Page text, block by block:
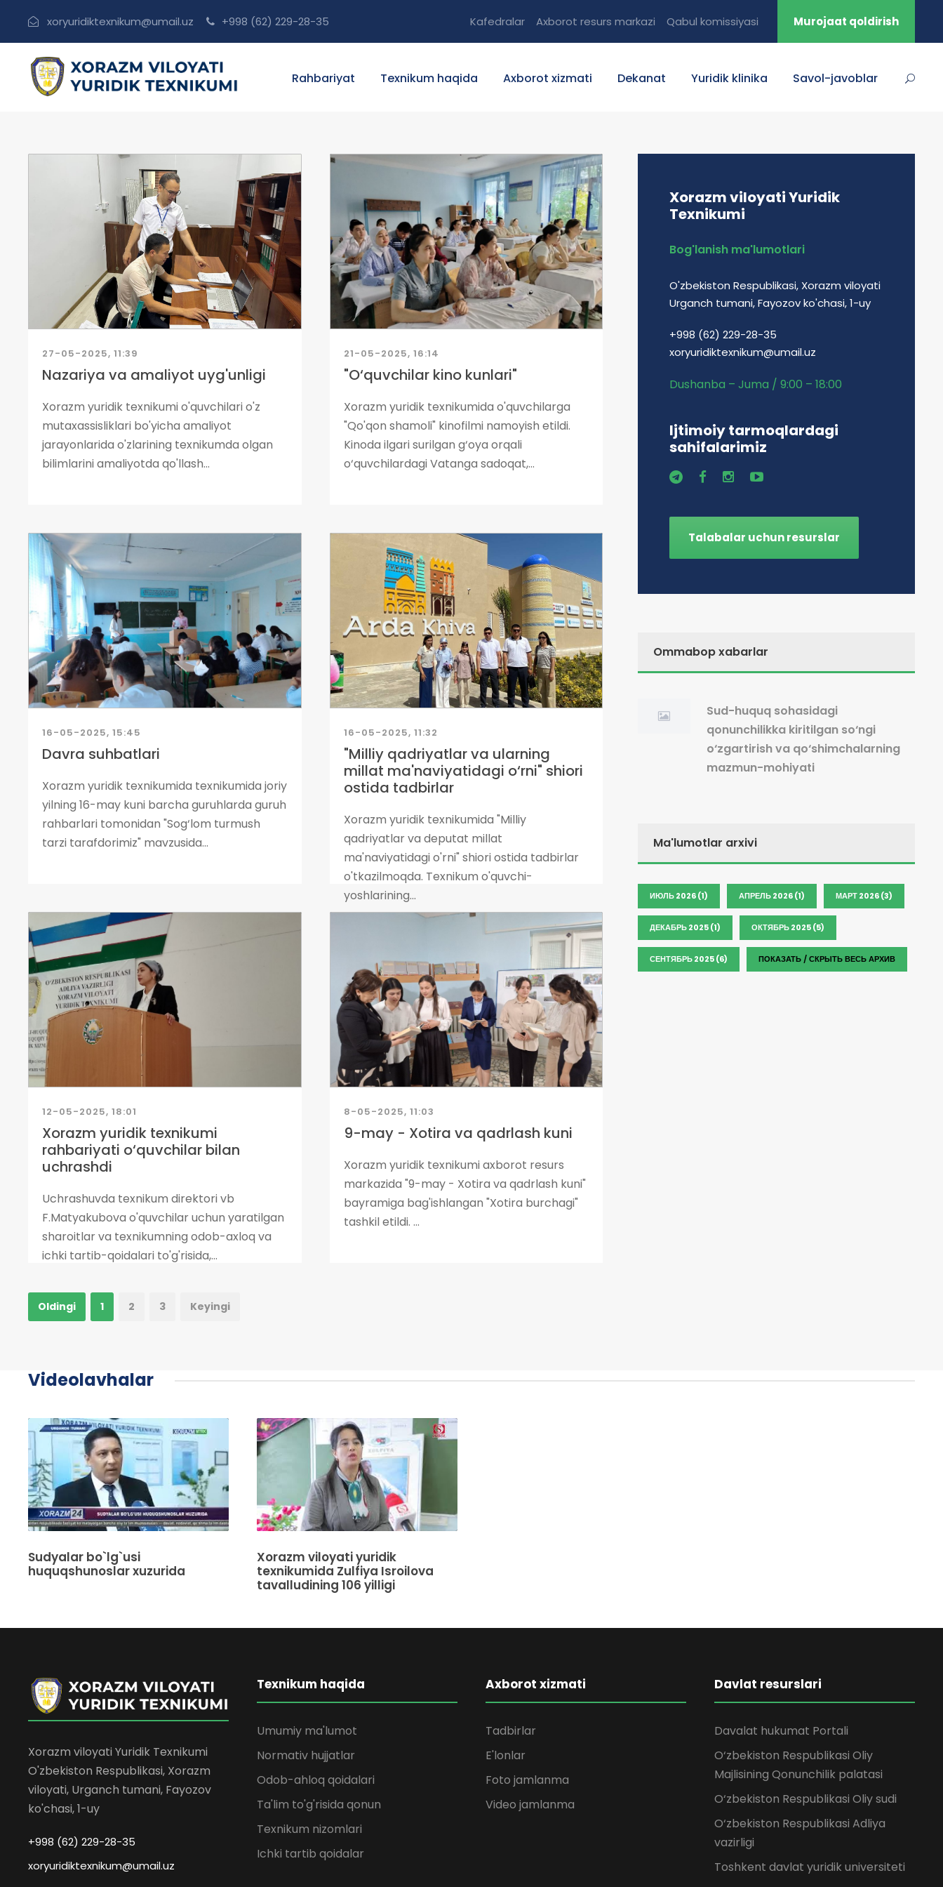
xoryuridiktexnikum@umail.uz +998 (62) 229-28-35 Kafedralar Axborot resurs markazi Qabul komissiyasi Murojaat qoldirish
Rahbariyat Texnikum haqida Axborot xizmati Dekanat Yuridik klinika Savol-javoblar
27-05-2025, 11:39
Nazariya va amaliyot uyg'unligi
Xorazm yuridik texnikumi o'quvchilari o'z
mutaxassisliklari bo'yicha amaliyot
jarayonlarida o'zlarining texnikumda olgan
bilimlarini amaliyotda qo'llash...
21-05-2025, 16:14
"O‘quvchilar kino kunlari"
Xorazm yuridik texnikumida o'quvchilarga
"Qo'qon shamoli" kinofilmi namoyish etildi.
Kinoda ilgari surilgan g‘oya orqali
o‘quvchilardagi Vatanga sadoqat,...
16-05-2025, 15:45
Davra suhbatlari
Xorazm yuridik texnikumida texnikumida joriy
yilning 16-may kuni barcha guruhlarda guruh
rahbarlari tomonidan "Sog‘lom turmush
tarzi tarafdorimiz" mavzusida...
16-05-2025, 11:32
"Milliy qadriyatlar va ularning
millat ma'naviyatidagi o‘rni" shiori
ostida tadbirlar
Xorazm yuridik texnikumida "Milliy
qadriyatlar va deputat millat
ma'naviyatidagi o'rni" shiori ostida tadbirlar
o'tkazilmoqda. Texnikum o'quvchi-
yoshlarining...
12-05-2025, 18:01
Xorazm yuridik texnikumi
rahbariyati o‘quvchilar bilan
uchrashdi
Uchrashuvda texnikum direktori vb
F.Matyakubova o'quvchilar uchun yaratilgan
sharoitlar va texnikumning odob-axloq va
ichki tartib-qoidalari to'g'risida,...
8-05-2025, 11:03
9-may - Xotira va qadrlash kuni
Xorazm yuridik texnikumi axborot resurs
markazida "9-may - Xotira va qadrlash kuni"
bayramiga bag'ishlangan "Xotira burchagi"
tashkil etildi. ...
Oldingi 1 2 3 Keyingi
Xorazm viloyati Yuridik
Texnikumi
Bog'lanish ma'lumotlari
O'zbekiston Respublikasi, Xorazm viloyati
Urganch tumani, Fayozov ko'chasi, 1-uy
+998 (62) 229-28-35
xoryuridiktexnikum@umail.uz
Dushanba – Juma / 9:00 – 18:00
Ijtimoiy tarmoqlardagi
sahifalarimiz
Talabalar uchun resurslar
Ommabop xabarlar
Sud-huquq sohasidagi
qonunchilikka kiritilgan so‘ngi
o‘zgartirish va qo‘shimchalarning
mazmun-mohiyati
Ma'lumotlar arxivi
ИЮЛЬ 2026 (1) АПРЕЛЬ 2026 (1) МАРТ 2026 (3)
ДЕКАБРЬ 2025 (1) ОКТЯБРЬ 2025 (5)
СЕНТЯБРЬ 2025 (6) ПОКАЗАТЬ / СКРЫТЬ ВЕСЬ АРХИВ
Videolavhalar
Sudyalar bo`lg`usi
huquqshunoslar xuzurida
Xorazm viloyati yuridik
texnikumida Zulfiya Isroilova
tavalludining 106 yilligi
Xorazm viloyati Yuridik Texnikumi
O'zbekiston Respublikasi, Xorazm
viloyati, Urganch tumani, Fayozov
ko'chasi, 1-uy
+998 (62) 229-28-35
xoryuridiktexnikum@umail.uz
Texnikum haqida
Umumiy ma'lumot
Normativ hujjatlar
Odob-ahloq qoidalari
Ta'lim to'g'risida qonun
Texnikum nizomlari
Ichki tartib qoidalar
Axborot xizmati
Tadbirlar
E'lonlar
Foto jamlanma
Video jamlanma
Davlat resurslari
Davalat hukumat Portali
O‘zbekiston Respublikasi Oliy
Majlisining Qonunchilik palatasi
O‘zbekiston Respublikasi Oliy sudi
O‘zbekiston Respublikasi Adliya
vazirligi
Toshkent davlat yuridik universiteti